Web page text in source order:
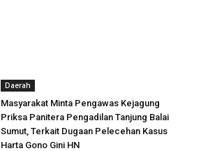
Daerah
Masyarakat Minta Pengawas Kejagung
Priksa Panitera Pengadilan Tanjung Balai
Sumut, Terkait Dugaan Pelecehan Kasus
Harta Gono Gini HN